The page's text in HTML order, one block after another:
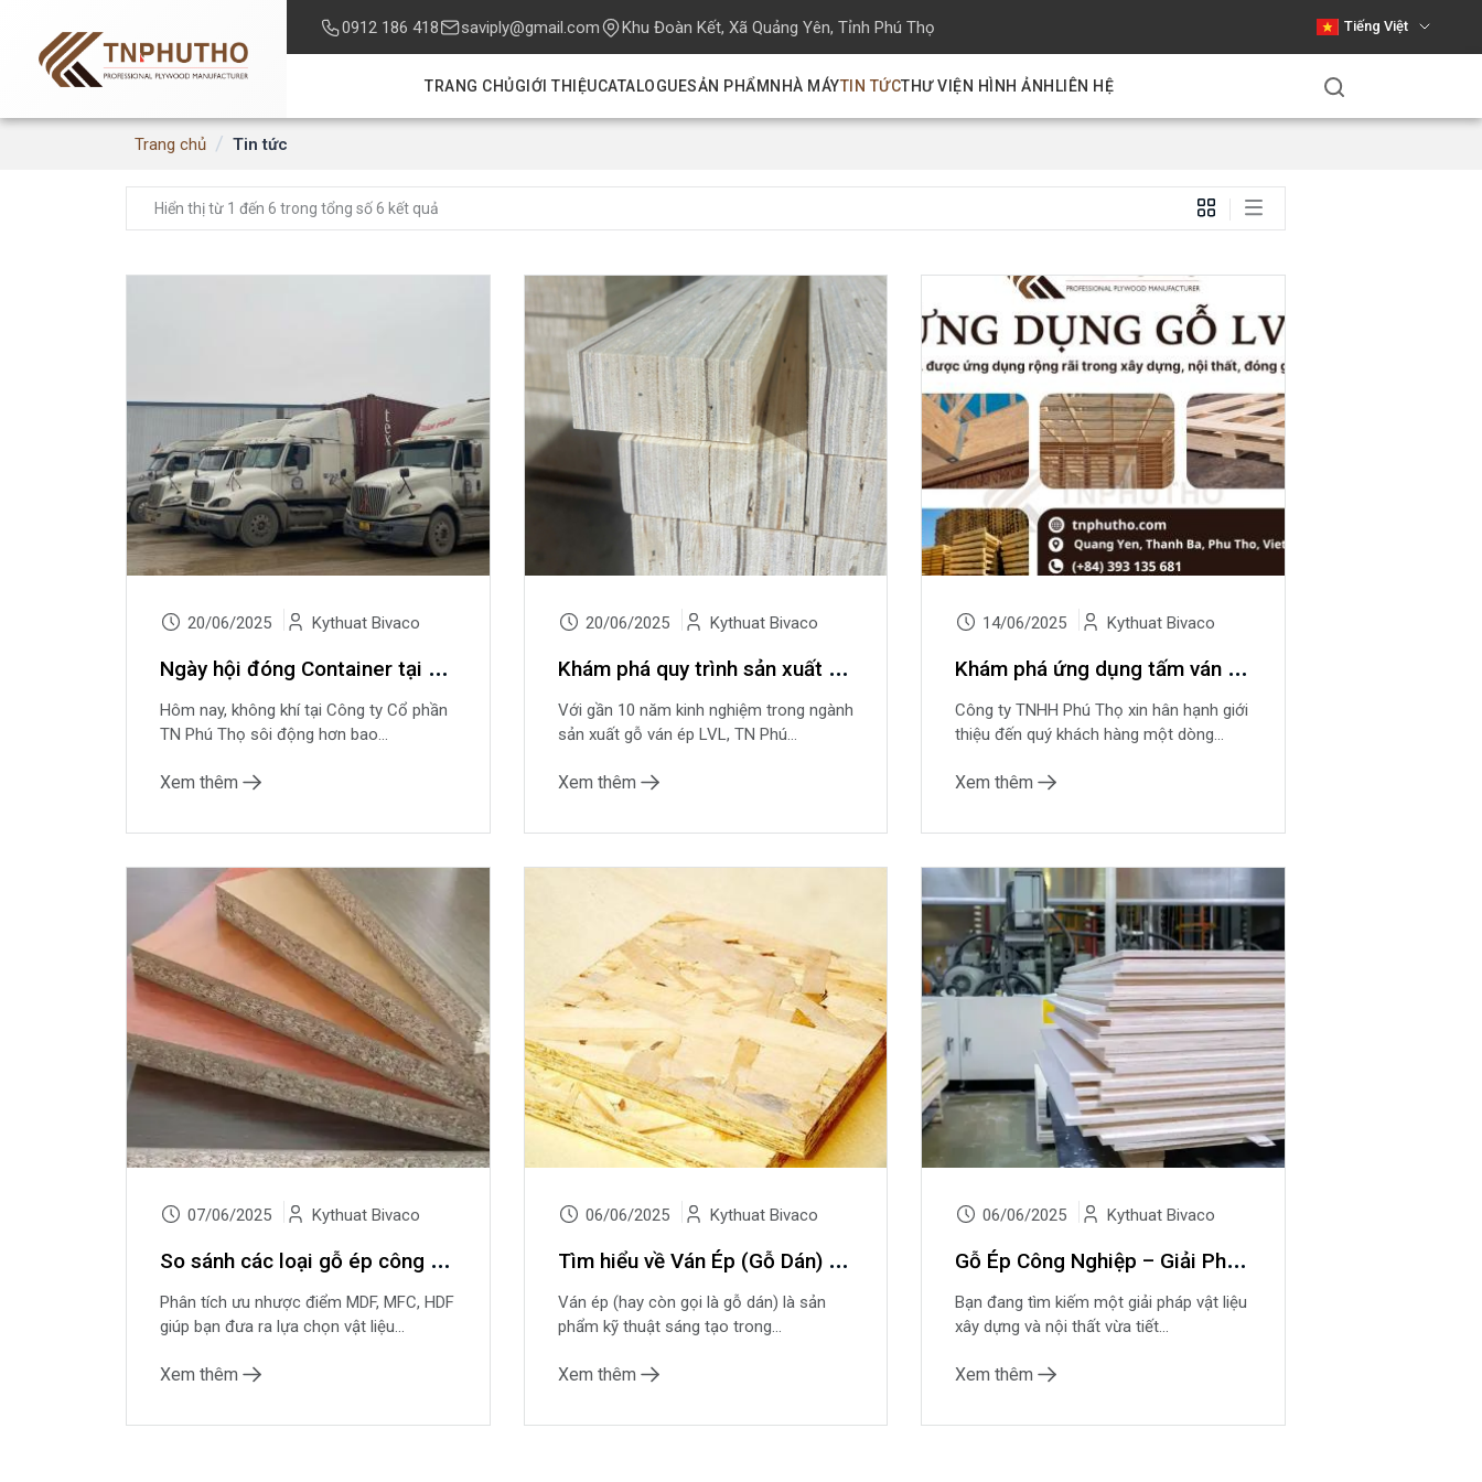
0912 186 418 saviply@gmail.com Khu Đoàn Kết, Xã Quảng Yên, Tỉnh Phú Thọ Tiếng Việt
TRANG CHỦGIỚI THIỆUCATALOGUESẢN PHẨM NHÀ MÁYTIN TỨCTHƯ VIỆN HÌNH ẢNH LIÊN HỆ
Trang chủ / Tin tức
Hiển thị từ 1 đến 6 trong tổng số 6 kết quả
20/06/2025 Kythuat Bivaco
N
gày hội đóng Container tại TN Phú Thọ: Sẵn sàng vươn ra thế giới!
Hôm nay, không khí tại Công ty Cổ phần
TN Phú Thọ sôi động hơn bao...
Xem thêm
20/06/2025 Kythuat Bivaco
K
hám phá quy trình sản xuất gỗ ép LVL tại TN Phú Thọ
Với gần 10 năm kinh nghiệm trong ngành
sản xuất gỗ ván ép LVL, TN Phú...
Xem thêm
14/06/2025 Kythuat Bivaco
K
hám phá ứng dụng tấm ván LVL - Giải pháp vật liệu hiện đại cho xây dựng & nội thất
Công ty TNHH Phú Thọ xin hân hạnh giới
thiệu đến quý khách hàng một dòng...
Xem thêm
07/06/2025 Kythuat Bivaco
S
o sánh các loại gỗ ép công nghiệp phổ biến (MDF, MFC, HDF) – Nên chọn loại nào?
Phân tích ưu nhược điểm MDF, MFC, HDF
giúp bạn đưa ra lựa chọn vật liệu...
Xem thêm
06/06/2025 Kythuat Bivaco
T
ìm hiểu về Ván Ép (Gỗ Dán) – Giải pháp vật liệu linh hoạt, bền vững và hiệu quả
Ván ép (hay còn gọi là gỗ dán) là sản
phẩm kỹ thuật sáng tạo trong...
Xem thêm
06/06/2025 Kythuat Bivaco
G
ỗ Ép Công Nghiệp – Giải Pháp Vật Liệu Tiết Kiệm, Bền Đẹp Cho Mọi Công Trình
Bạn đang tìm kiếm một giải pháp vật liệu
xây dựng và nội thất vừa tiết...
Xem thêm